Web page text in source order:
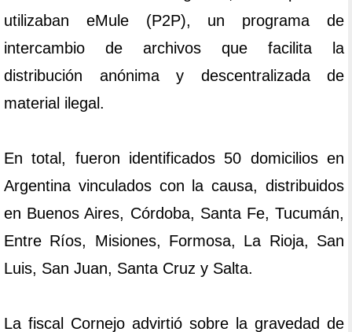
utilizaban eMule (P2P), un programa de
intercambio de archivos que facilita la
distribución anónima y descentralizada de
material ilegal.
En total, fueron identificados 50 domicilios en
Argentina vinculados con la causa, distribuidos
en Buenos Aires, Córdoba, Santa Fe, Tucumán,
Entre Ríos, Misiones, Formosa, La Rioja, San
Luis, San Juan, Santa Cruz y Salta.
La fiscal Cornejo advirtió sobre la gravedad de